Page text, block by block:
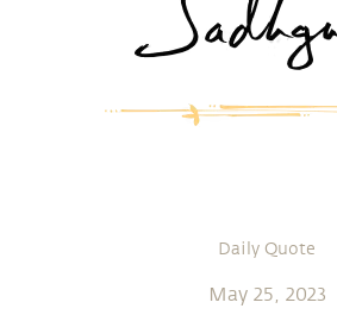
Daily Quote
May 25, 2023